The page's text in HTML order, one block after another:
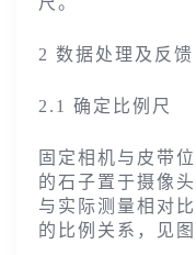
2 数据处理及反馈
2.1 确定比例尺
固定相机与皮带
的石子置于摄像
与实际测量相对
的比例关系，见图